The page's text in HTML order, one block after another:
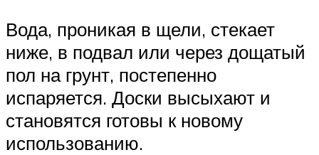
Вода, проникая в щели, стекает
ниже, в подвал или через дощатый
пол на грунт, постепенно
испаряется. Доски высыхают и
становятся готовы к новому
использованию.